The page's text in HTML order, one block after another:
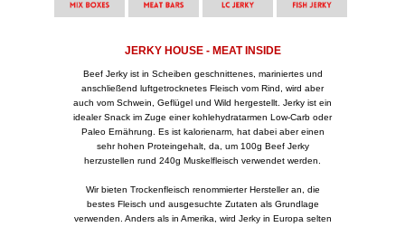
JERKY HOUSE - MEAT INSIDE
Beef Jerky ist in Scheiben geschnittenes, mariniertes und
anschließend luftgetrocknetes Fleisch vom Rind, wird aber
auch vom Schwein, Geflügel und Wild hergestellt. Jerky ist ein
idealer Snack im Zuge einer kohlehydratarmen Low-Carb oder
Paleo Ernährung. Es ist kalorienarm, hat dabei aber einen
sehr hohen Proteingehalt, da, um 100g Beef Jerky
herzustellen rund 240g Muskelfleisch verwendet werden.
Wir bieten Trockenfleisch renommierter Hersteller an, die
bestes Fleisch und ausgesuchte Zutaten als Grundlage
verwenden. Anders als in Amerika, wird Jerky in Europa selten